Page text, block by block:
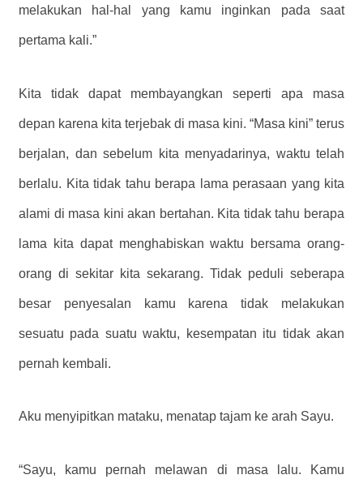
melakukan hal-hal yang kamu inginkan pada saat
pertama kali.”
Kita tidak dapat membayangkan seperti apa masa
depan karena kita terjebak di masa kini. “Masa kini” terus
berjalan, dan sebelum kita menyadarinya, waktu telah
berlalu. Kita tidak tahu berapa lama perasaan yang kita
alami di masa kini akan bertahan. Kita tidak tahu berapa
lama kita dapat menghabiskan waktu bersama orang-
orang di sekitar kita sekarang. Tidak peduli seberapa
besar penyesalan kamu karena tidak melakukan
sesuatu pada suatu waktu, kesempatan itu tidak akan
pernah kembali.
Aku menyipitkan mataku, menatap tajam ke arah Sayu.
“Sayu, kamu pernah melawan di masa lalu. Kamu